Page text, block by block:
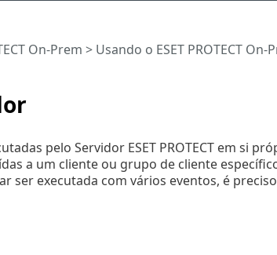
On-Prem > Usando o ESET PROTECT On-
pelo Servidor ESET PROTECT em si
a um cliente ou grupo de cliente
ser executada com vários eventos, é